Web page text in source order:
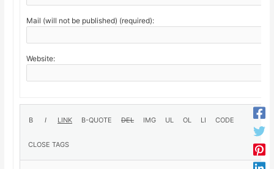
Mail (will not be published) (required):
Website: